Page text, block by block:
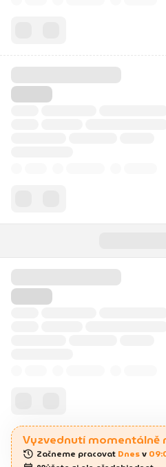
Vyzvednutí momentálně
Začneme pracovat Dnes v